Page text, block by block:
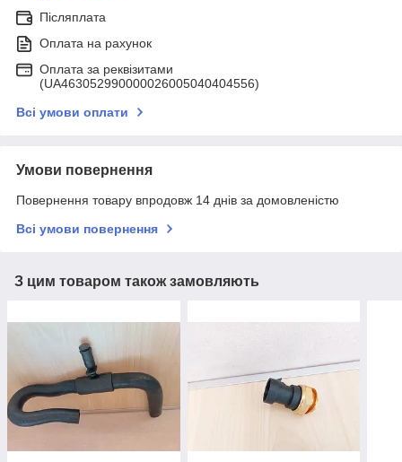
Післяплата
Оплата на рахунок
Оплата за реквізитами
(UA463052990000026005040404556)
Всі умови оплати
Умови повернення
Повернення товару впродовж 14 днів за домовленістю
Всі умови повернення
З цим товаром також замовляють